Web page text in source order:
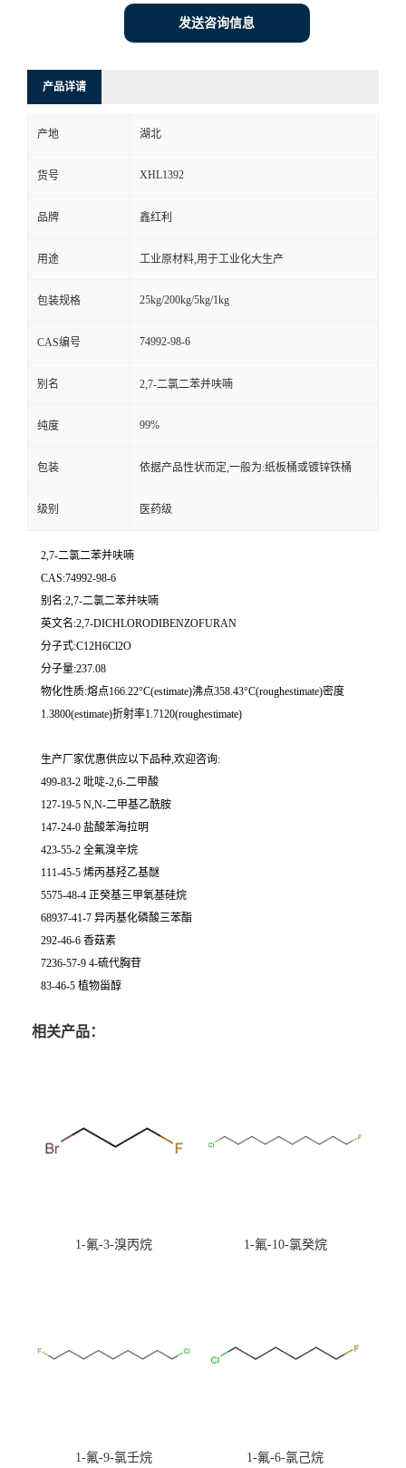
发送咨询信息
产品详请
产地 湖北
货号 XHL1392
品牌 鑫红利
用途 工业原材料,用于工业化大生产
包装规格 25kg/200kg/5kg/1kg
CAS编号 74992-98-6
别名 2,7-二氯二苯并呋喃
纯度 99%
包装 依据产品性状而定,一般为:纸板桶或镀锌铁桶
级别 医药级
2,7-二氯二苯并呋喃
CAS:74992-98-6
别名:2,7-二氯二苯并呋喃
英文名:2,7-DICHLORODIBENZOFURAN
分子式:C12H6Cl2O
分子量:237.08
物化性质:熔点166.22°C(estimate)沸点358.43°C(roughestimate)密度
1.3800(estimate)折射率1.7120(roughestimate)
生产厂家优惠供应以下品种,欢迎咨询:
499-83-2 吡啶-2,6-二甲酸
127-19-5 N,N-二甲基乙酰胺
147-24-0 盐酸苯海拉明
423-55-2 全氟溴辛烷
111-45-5 烯丙基羟乙基醚
5575-48-4 正癸基三甲氧基硅烷
68937-41-7 异丙基化磷酸三苯酯
292-46-6 香菇素
7236-57-9 4-硫代胸苷
83-46-5 植物甾醇
相关产品：
1-氟-3-溴丙烷 1-氟-10-氯癸烷
1-氟-9-氯壬烷 1-氟-6-氯己烷